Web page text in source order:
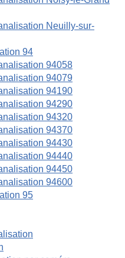
Neuilly-sur-
94
94058
94079
94190
94290
94320
94370
94430
94440
94450
94600
95